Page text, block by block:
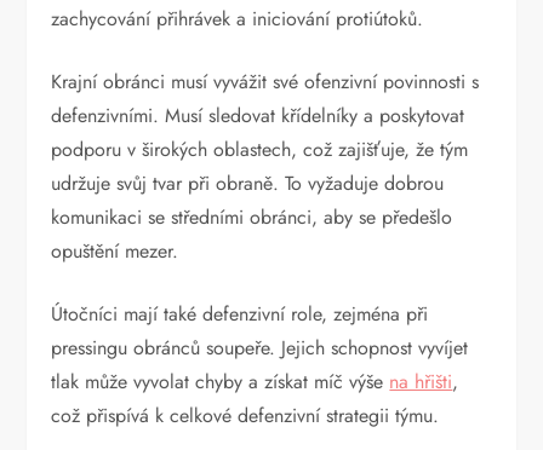
zachycování přihrávek a iniciování protiútoků.
Krajní obránci musí vyvážit své ofenzivní povinnosti s
defenzivními. Musí sledovat křídelníky a poskytovat
podporu v širokých oblastech, což zajišťuje, že tým
udržuje svůj tvar při obraně. To vyžaduje dobrou
komunikaci se středními obránci, aby se předešlo
opuštění mezer.
Útočníci mají také defenzivní role, zejména při
pressingu obránců soupeře. Jejich schopnost vyvíjet
tlak může vyvolat chyby a získat míč výše na hřišti,
což přispívá k celkové defenzivní strategii týmu.